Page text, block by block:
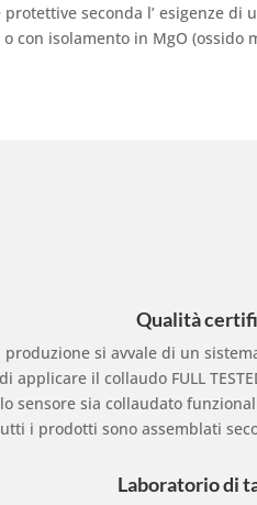
seconda l’ esigenze di
con isolamento in MgO (ossido
Qualità
produzione si avvale di un
applicare il collaudo FULL
sensore sia collaudato
i prodotti sono assemblati
Laboratorio di